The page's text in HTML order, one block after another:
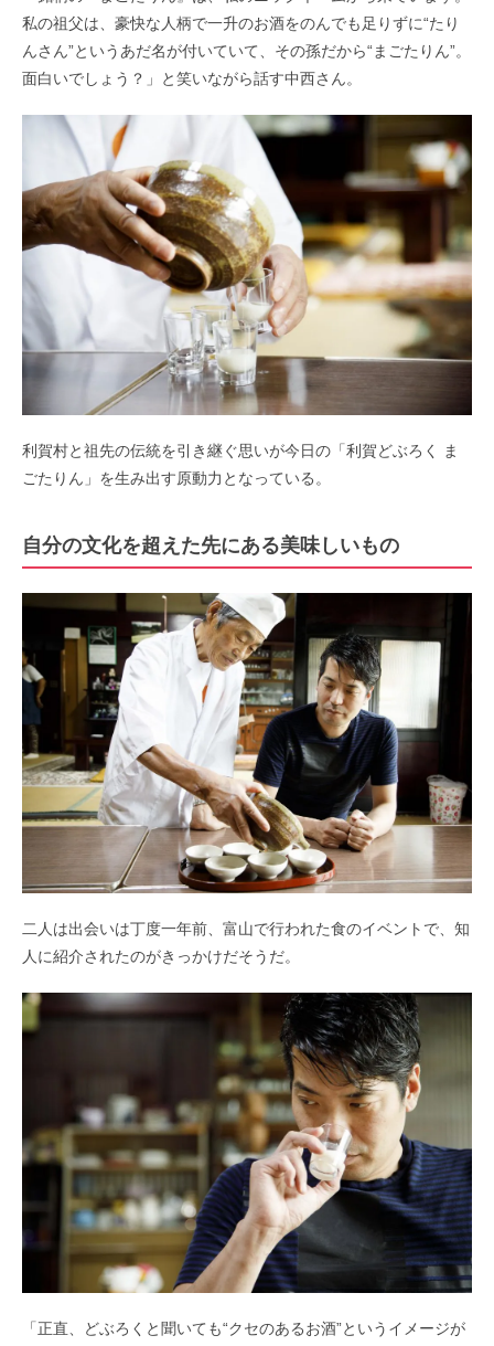
私の祖父は、豪快な人柄で一升のお酒をのんでも足りずに“たり
んさん”というあだ名が付いていて、その孫だから“まごたりん”。
面白いでしょう？」と笑いながら話す中西さん。
利賀村と祖先の伝統を引き継ぐ思いが今日の「利賀どぶろく ま
ごたりん」を生み出す原動力となっている。
自分の文化を超えた先にある美味しいもの
二人は出会いは丁度一年前、富山で行われた食のイベントで、知
人に紹介されたのがきっかけだそうだ。
「正直、どぶろくと聞いても“クセのあるお酒”というイメージが